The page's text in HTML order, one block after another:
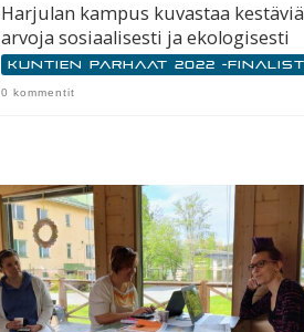
Harjulan kampus kuvastaa kestäviä
arvoja sosiaalisesti ja ekologisesti
Kuntien parhaat 2022 -
0 kommentit